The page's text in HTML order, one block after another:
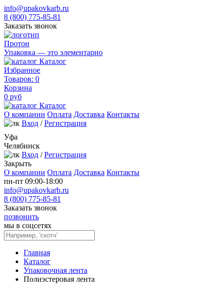
info@upakovkarb.ru
8 (800) 775-85-81
Заказать звонок
Протон
Упаковка — это элементарно
Каталог
Избранное
Товаров: 0
Корзина
0 руб
Каталог
О компании Оплата Доставка Контакты
Вход / Регистрация
Уфа
Челябинск
Вход / Регистрация
Закрыть
О компании Оплата Доставка Контакты
пн-пт 09:00-18:00
info@upakovkarb.ru
8 (800) 775-85-81
Заказать звонок
позвонить
мы в соцсетях
Главная
Каталог
Упаковочная лента
Полиэстеровая лента